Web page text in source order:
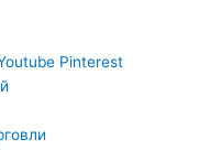
Pinterest